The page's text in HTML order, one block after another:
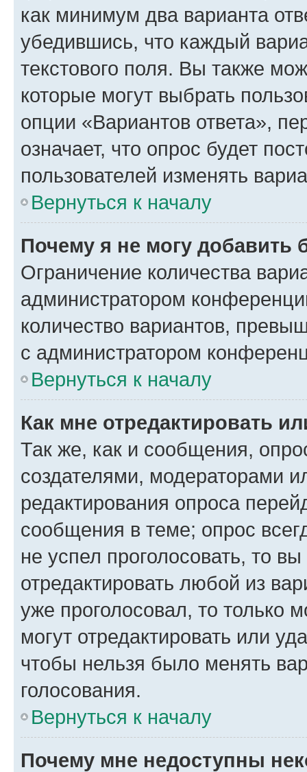
как минимум два варианта
убедившись, что каждый
текстового поля. Вы также
которые могут выбрать
опции «Вариантов ответа»,
означает, что опрос будет
пользователей изменять
Вернуться к началу
Почему я не могу добавить
Ограничение количества
администратором
количество вариантов,
с администратором
Вернуться к началу
Как мне отредактировать
Так же, как и сообщения,
создателями, модераторами
редактирования опроса
сообщения в теме; опрос
не успел проголосовать, то
отредактировать любой из
уже проголосовал, то только
могут отредактировать или
чтобы нельзя было менять
голосования.
Вернуться к началу
Почему мне недоступны